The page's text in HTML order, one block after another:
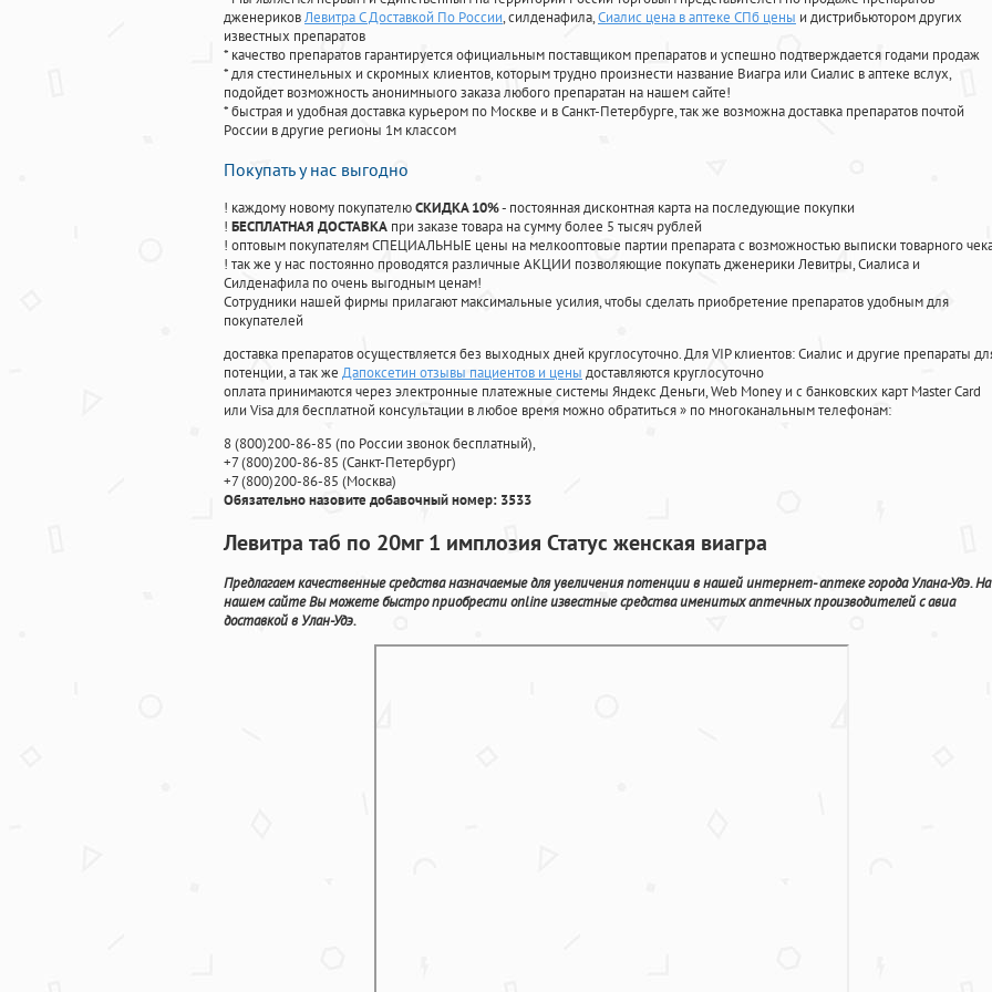
дженериковЛевитра С Доставкой По России, силденафила,Сиалис цена в аптеке СПб цены и дистрибьютором других
известных препаратов
* качество препаратов гарантируется официальным поставщиком препаратов и успешно подтверждается годами продаж
* для стестинельных и скромных клиентов, которым трудно произнести название Виагра или Сиалис в аптеке вслух,
подойдет возможность анонимныого заказа любого препаратан на нашем сайте!
* быстрая и удобная доставка курьером по Москве и в Санкт-Петербурге, так же возможна доставка препаратов почтой
России в другие регионы 1м классом
Покупать у нас выгодно
! каждому новому покупателюСКИДКА 10%- постоянная дисконтная карта на последующие покупки
! БЕСПЛАТНАЯ ДОСТАВКА при заказе товара на сумму более 5 тысяч рублей
! оптовым покупателям СПЕЦИАЛЬНЫЕ цены на мелкооптовые партии препарата с возможностью выписки товарного
! так же у нас постоянно проводятся различные АКЦИИ позволяющие покупать дженерики Левитры, Сиалиса и
Силденафила по очень выгодным ценам!
Cотрудники нашей фирмы прилагают максимальные усилия, чтобы сделать приобретение препаратов удобным для
покупателей
доставка препаратов осуществляется без выходных дней круглосуточно. Для VIP клиентов: Сиалис и другие препараты
потенции, а так же Дапоксетин отзывы пациентов и цены доставляются круглосуточно
оплата принимаются через электронные платежные системы Яндекс Деньги, Web Money и с банковских карт Master Card
или Visa для бесплатной консультации в любое время можно обратиться» по многоканальным телефонам:
8(800)200-86-85 (по России звонок бесплатный),
+7(800)200-86-85 (Санкт-Петербург)
+7(800)200-86-85 (Москва)
Обязательно назовите добавочный номер: 3533
Левитра таб по 20мг 1 имплозия Статус женская виагра
Предлагаем качественные средства назначаемые для увеличения потенции в нашей интернет- аптеке города Улана-Удэ. На
нашем сайте Вы можете быстро приобрести online известные средства именитых аптечных производителей с авиа
доставкой в Улан-Удэ.